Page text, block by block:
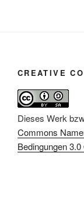
CREATIVE
Dieses Werk
Commons
Bedingungen